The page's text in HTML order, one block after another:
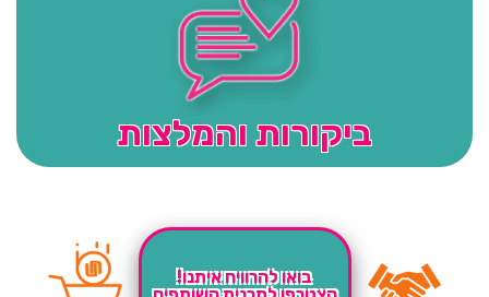
ביקורות והמלצות
בואו להרוויח איתנו!